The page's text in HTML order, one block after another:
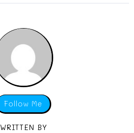
Follow Me
WRITTEN BY